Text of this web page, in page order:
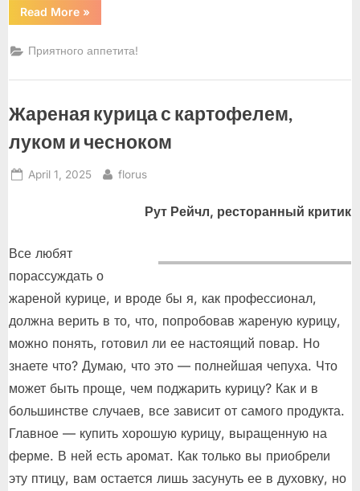
Read More“Кубинский
веганский
Си,
»
Приятного аппетита!
Жареная курица с картофелем,
луком и чесноком
Posted
April 1, 2025 By
florus
Рут Рейчл, ресторанный критик
Все любят
порассуждать о
жареной курице, и вроде бы я, как профессионал,
должна верить в то, что, попробовав жареную курицу,
можно понять, готовил ли ее настоящий повар. Но
знаете что? Думаю, что это — полнейшая чепуха. Что
может быть проще, чем поджарить курицу? Как и в
большинстве случаев, все зависит от самого продукта.
Главное — купить хорошую курицу, выращенную на
ферме. В ней есть аромат. Как только вы приобрели
эту птицу, вам остается лишь засунуть ее в духовку, но